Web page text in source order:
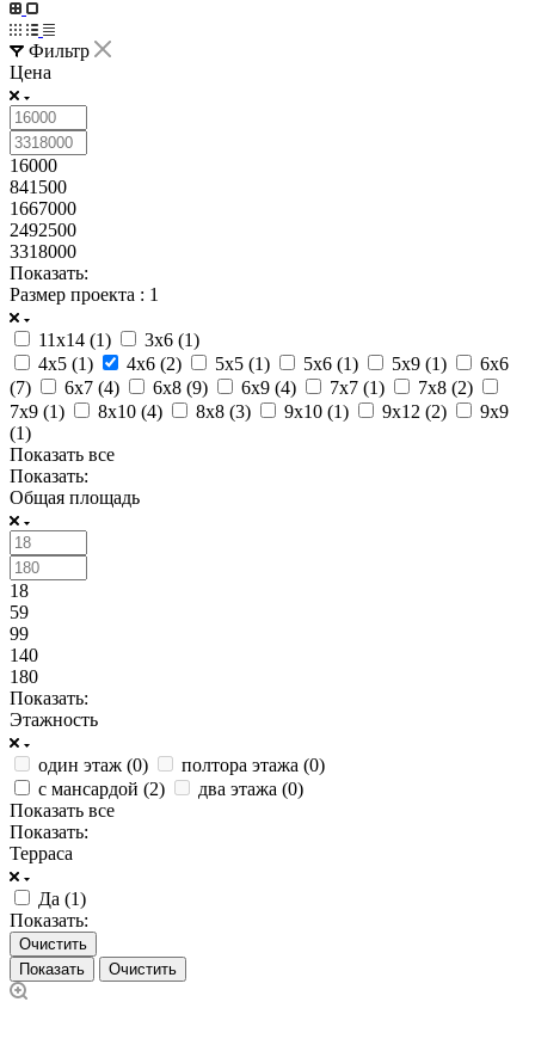
Фильтр
Цена
16000
841500
1667000
2492500
3318000
Показать:
Размер проекта : 1
11x14 (1) 3x6 (1)
4x5 (1) 4x6 (2) 5x5 (1) 5x6 (1) 5x9 (1)
6x6
(7) 6x7 (4) 6x8 (9) 6x9 (4) 7x7 (1) 7x8 (2)
7x9 (1) 8x10 (4) 8x8 (3) 9x10 (1) 9x12 (2)
9x9
(1)
Показать все
Показать:
Общая площадь
18
59
99
140
180
Показать:
Этажность
один этаж (0) полтора этажа (0)
с мансардой (2) два этажа (0)
Показать все
Показать:
Терраса
Да (1)
Показать:
Очистить
Очистить